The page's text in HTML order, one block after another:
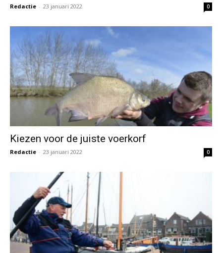
Redactie - 23 januari 2022 0
Kiezen voor de juiste voerkorf
Redactie - 23 januari 2022 0